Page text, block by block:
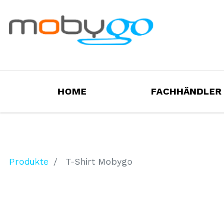
HOME FACHHÄNDLER
Produkte T-Shirt Mobygo